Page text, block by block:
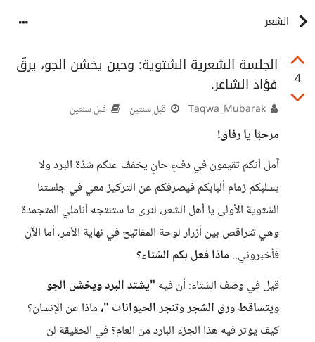
الشعر
4
الجلسة الشعرية الشتوية: وحين يخشن الجو، يرقّ
فؤاد الشاعر.
قبل سنتين قبل سنتين
مرحبًا يا رفاق!
آمل أنكم تقيمون في دفءٍ حانٍ يخفف عنكم شدّة البرد ولا
يسلبكم زمام ألبابكم فيصرفكم عن التركيز معي في جلستنا
الشتوية الأولى يا أهل الشعر، لنرى ما ستنتجه أناملي المتجمدة
وهي تتراقص بين أزرار لوحة المفاتيح في نهاية الأمر، أما الآن
فأخبروني..ماذا فعل بكم الشتاء؟
قيل في وصف الشتاء: أن فيه "يشتد البرد ويخشن الجو
ويتساقط ورق الشجر وتنجر الحيوانات "، ماذا عن الإنسان؟
كيف يؤثر فيه هذا الجزء البارد من العام؟ في الحقيقة لن